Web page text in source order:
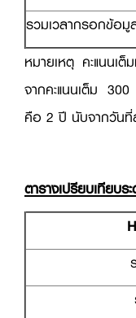
รวมเวลากรอกข้อ
หมายเหตุ คะแนนเ
จากคะแนนเต็ม
คือ 2 ปี นับจากวัน
ตารางเปรียบเทียบร